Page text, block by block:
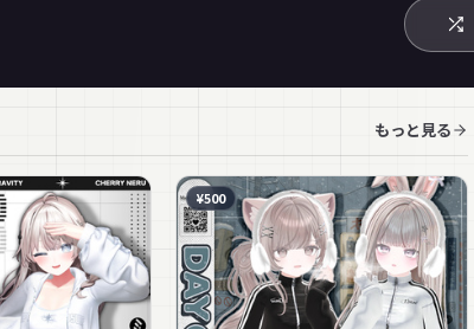
もっと見る
¥500